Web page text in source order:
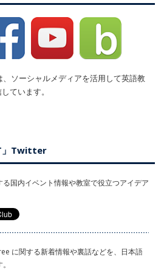
、ソーシャルメディアを活用して英語教
ています。
」Twitter
る国内イベント情報や教室で役立つアイデア
に関する新着情報や裏話などを、日本語